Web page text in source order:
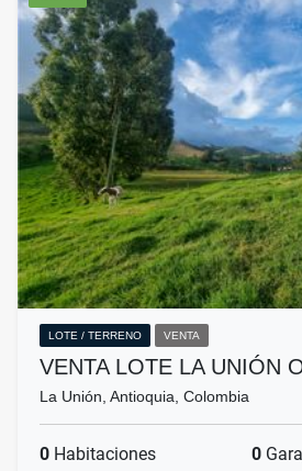
LOTE / TERRENO VENTA
VENTA LOTE LA UNIÓN
La Unión, Antioquia, Colombia
0 Habitaciones 0